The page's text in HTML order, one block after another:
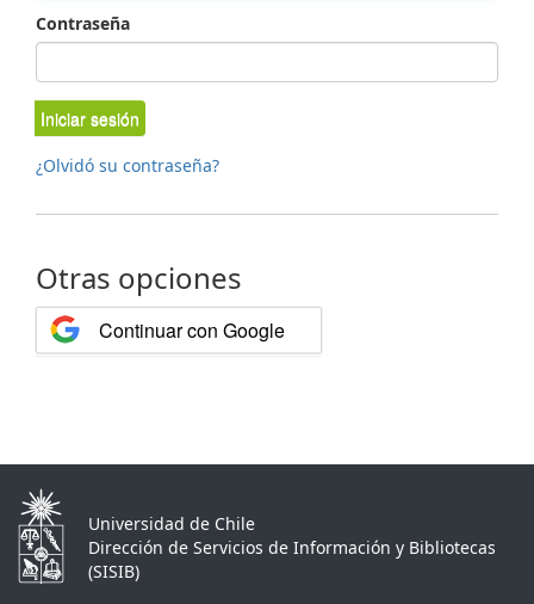
Contraseña
Iniciar sesión
¿Olvidó su contraseña?
Otras opciones
Continuar con Google
Universidad de Chile
Dirección de Servicios de Información y Bibliotecas
(SISIB)